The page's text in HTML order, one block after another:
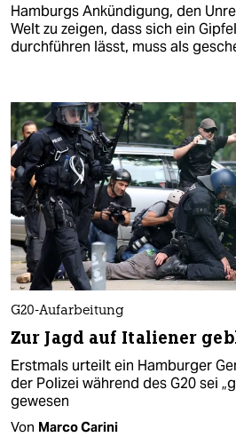
Hamburgs Ankündigung, den
Welt zu zeigen, dass sich ein
durchführen lässt, muss als
G20-Aufarbeitung
Zur Jagd auf Italiener
Erstmals urteilt ein Hamburger
der Polizei während des G20 sei
gewesen
Von Marco Carini